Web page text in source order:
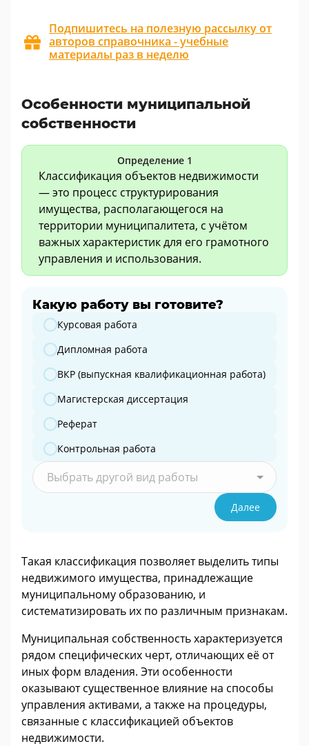
Подпишитесь на полезную рассылку от
авторов справочника - учебные
материалы раз в неделю
Особенности муниципальной
собственности
Определение 1
Классификация объектов недвижимости
— это процесс структурирования
имущества, располагающегося на
территории муниципалитета, с учётом
важных характеристик для его грамотного
управления и использования.
Какую работу вы готовите?
Какую работу вы готовите?
Курсовая работа
Дипломная работа
ВКР (выпускная квалификационная работа)
Магистерская диссертация
Реферат
Контрольная работа
Выбрать другой вид работы
Далее
Такая классификация позволяет выделить типы
недвижимого имущества, принадлежащие
муниципальному образованию, и
систематизировать их по различным признакам.
Муниципальная собственность характеризуется
рядом специфических черт, отличающих её от
иных форм владения. Эти особенности
оказывают существенное влияние на способы
управления активами, а также на процедуры,
связанные с классификацией объектов
недвижимости.